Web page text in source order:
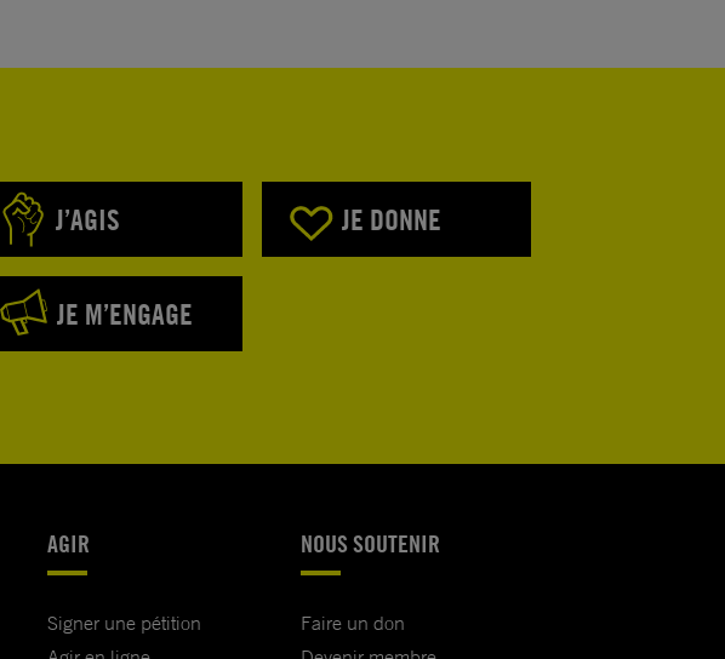
J’AGIS JE DONNE
JE M’ENGAGE
AGIR
Signer une pétition
NOUS SOUTENIR
Faire un don